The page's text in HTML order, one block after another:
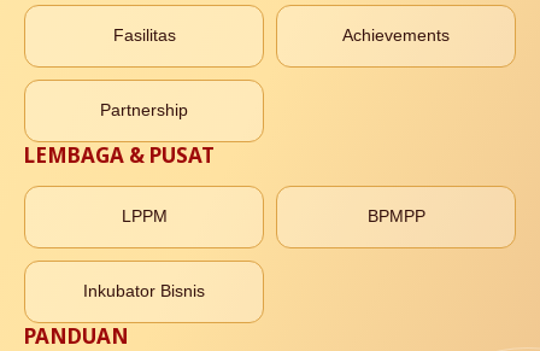
Fasilitas Achievements
Partnership
LEMBAGA & PUSAT
LPPM BPMPP
Inkubator Bisnis
PANDUAN